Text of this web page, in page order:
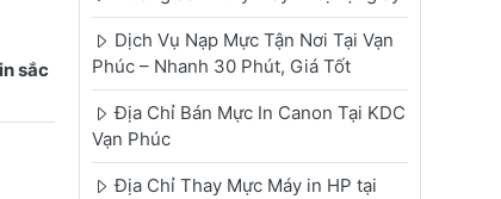
sắc
Dịch Vụ Nạp Mực Tận Nơi Tại Vạn
Phúc – Nhanh 30 Phút, Giá Tốt
Địa Chỉ Bán Mực In Canon Tại KDC
Vạn Phúc
Địa Chỉ Thay Mực Máy in HP tại